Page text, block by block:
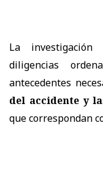
La
diligencias
antecedentes
del accidente y
que correspondan